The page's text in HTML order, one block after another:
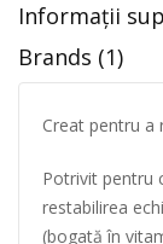
Informații
Brands (1)
Creat pentru a
Potrivit pentru
restabilirea
(bogată în